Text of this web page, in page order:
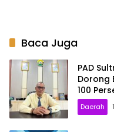
Baca Juga
PAD
Dorong
100
Daerah